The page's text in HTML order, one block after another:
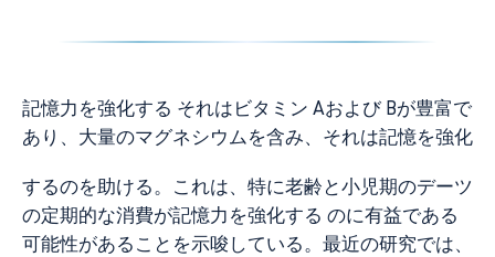
記憶力を強化する それはビタミン Aおよび Bが豊富で
あり、大量のマグネシウムを含み、それは記憶を強化
するのを助ける。これは、特に老齢と小児期のデーツ
の定期的な消費が記憶力を強化する のに有益である
可能性があることを示唆している。最近の研究では、